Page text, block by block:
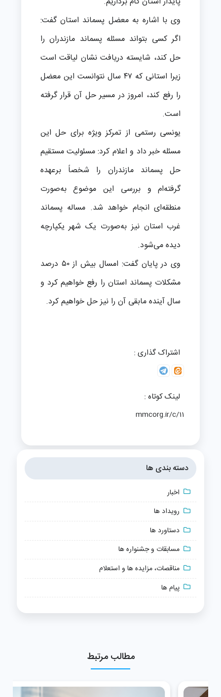
وی با اشاره به معضل پسماند استان گفت:
اگر کسی بتواند مسئله پسماند مازندران را
حل کند، شایسته دریافت نشان لیاقت است
زیرا استانی که ۴۷ سال نتوانست این معضل
را رفع کند، امروز در مسیر حل آن قرار گرفته
است.
یونسی رستمی از تمرکز ویژه برای حل این
مسئله خبر داد و اعلام کرد: مسئولیت مستقیم
حل پسماند مازندران را شخصاً برعهده
گرفته‌ام و بررسی این موضوع به‌صورت
منطقه‌ای انجام خواهد شد. مساله پسماند
غرب استان نیز به‌صورت یک شهر یکپارچه
دیده می‌شود.
وی در پایان گفت: امسال بیش از ۵۰ درصد
مشکلات پسماند استان را رفع خواهیم کرد و
سال آینده مابقی آن را نیز حل خواهیم کرد.
اشتراک گذاری :
لینک کوتاه :
mmcorg.ir/c/11
دسته بندی ها
اخبار
رویداد ها
دستاورد ها
مسابقات و جشنواره ها
مناقصات، مزایده ها و استعلام
پیام ها
مطالب مرتبط